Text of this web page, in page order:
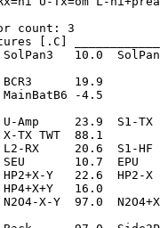
count: 3
[.C]
10.0
19.9
-4.5
Amp     23.9  S1-
TWT  88.1
RX     20.6  S1-HF
10.7  EPU
HP2+X-Y   22.6  HP2-
16.0
X-Y  97.0